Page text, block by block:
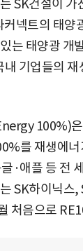
SK건설이 가
넥트의 태양
는 태양광 개
기업들의 재
100%)은
를 재생에
·애플 등 전
SK하이닉스,
처음으로